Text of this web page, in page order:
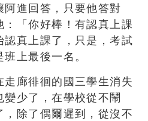
進回答，只要他答對
「你好棒！有認真上課
真上課了，只是，考試
上最後一名。
廊徘徊的國三學生消失
少了，在學校從不鬧
除了偶爾遲到，從沒不